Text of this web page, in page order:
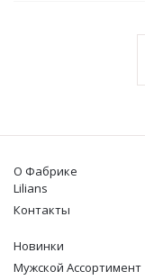
О Фабрике
Lilians
Контакты
Новинки
Мужской Ассортимент